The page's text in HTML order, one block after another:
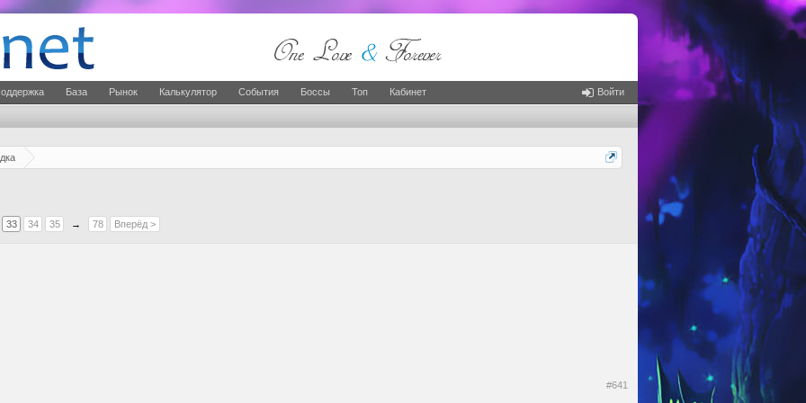
База Рынок Калькулятор События Боссы Топ Кабинет Войти
33 34 35 → 78 Вперёд >
#641